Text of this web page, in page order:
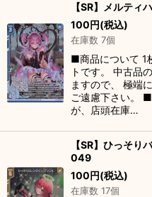
【SR】メルテ
100円(税込)
在庫数 7個
■商品について 1
トです。 中古品
ますので、 極端
ご遠慮下さい。
が、店頭在庫…
【SR】ひっそ
049
100円(税込)
在庫数 17個